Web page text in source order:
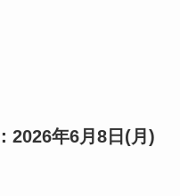
2026年6月8日(月)